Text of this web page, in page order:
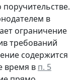
в
ограничение
требований
содержится
время в п. 5